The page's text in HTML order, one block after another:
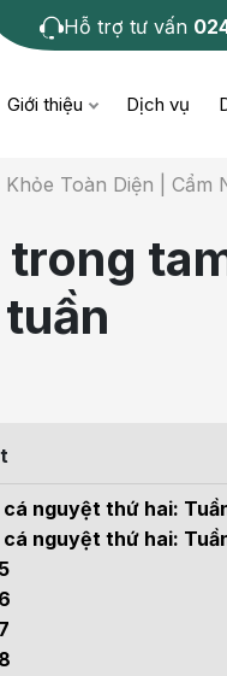
Hỗ trợ tư vấn
Giới thiệu Dịch vụ
sức khỏe
thư
can thiệp
Gan - Mật
bài tư
Toàn Diện | Cẩm
nguyệt thứ hai:
nguyệt thứ hai: